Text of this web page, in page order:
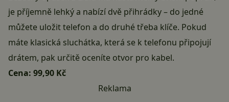
je příjemně lehký a nabízí dvě přihrádky – do jedné
můžete uložit telefon a do druhé třeba klíče. Pokud
máte klasická sluchátka, která se k telefonu připojují
drátem, pak určitě oceníte otvor pro kabel.
Cena: 99,90 Kč
Reklama